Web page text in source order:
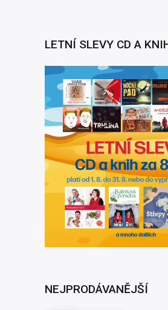
LETNÍ SLEVY CD A
NEJPRODÁVANĚJŠÍ